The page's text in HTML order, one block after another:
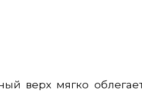
верх мягко